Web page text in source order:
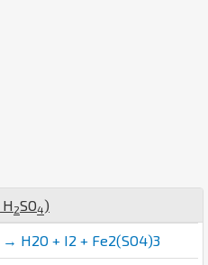
H 2SO4)
→ H2O + I2 + Fe2(SO4)3